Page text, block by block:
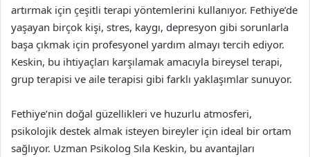
artırmak için çeşitli terapi yöntemlerini kullanıyor. Fethiye’de
yaşayan birçok kişi, stres, kaygı, depresyon gibi sorunlarla
başa çıkmak için profesyonel yardım almayı tercih ediyor.
Keskin, bu ihtiyaçları karşılamak amacıyla bireysel terapi,
grup terapisi ve aile terapisi gibi farklı yaklaşımlar sunuyor.
Fethiye’nin doğal güzellikleri ve huzurlu atmosferi,
psikolojik destek almak isteyen bireyler için ideal bir ortam
sağlıyor. Uzman Psikolog Sıla Keskin, bu avantajları